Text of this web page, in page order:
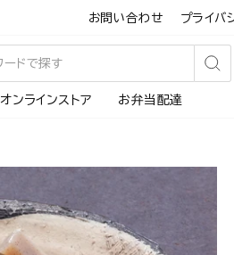
お問い合わせ プライバ
検
オンラインストア お弁当配達